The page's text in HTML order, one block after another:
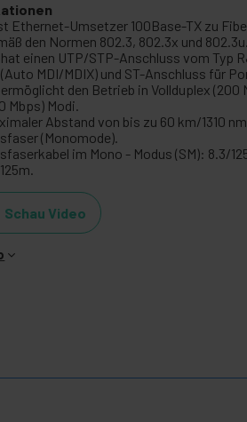
Ethernet-Umsetzer 100Base-TX zu
den Normen 802.3, 802.3x und 802.3u.
hat einen UTP/STP-Anschluss vom Typ
(Auto MDI/MDIX) und ST-Anschluss für
den Betrieb in Vollduplex (200
Mbps) Modi.
Abstand von bis zu 60 km/1310
(Monomode).
im Mono - Modus (SM): 8.3/
Schau Video